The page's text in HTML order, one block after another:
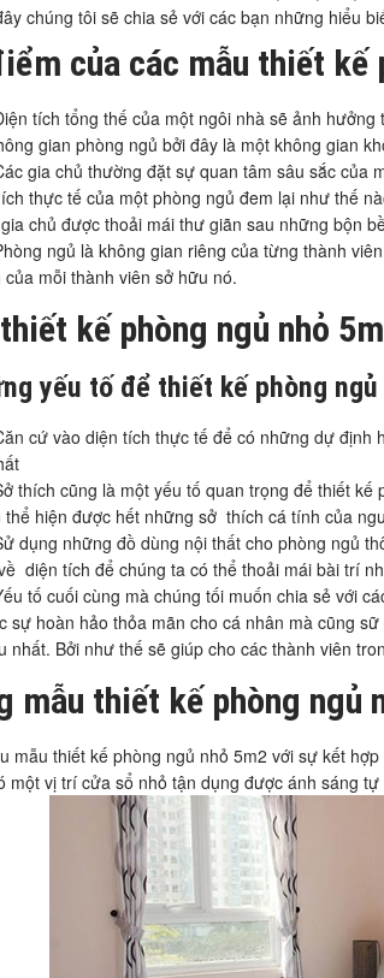
chúng tôi sẽ chia sẻ với các bạn những hiểu
của các mẫu thiết kế
tích tổng thế của một ngôi nhà sẽ ảnh
gian phòng ngủ bởi đây là một không gian
gia chủ thường đặt sự quan tâm sâu sắc của
thực tế của một phòng ngủ đem lại như thế
chủ được thoải mái thư giãn sau những bộn
ngủ là không gian riêng của từng thành
của mỗi thành viên sở hữu nó.
kế phòng ngủ nhỏ
yếu tố để thiết kế phòng ngủ
cứ vào diện tích thực tế để có những dự định
thích cũng là một yếu tố quan trọng để thiết
thể hiện được hết những sở thích cá tính của
dụng những đồ dùng nội thất cho phòng ngủ
diện tích để chúng ta có thể thoải mái bài trí
tố cuối cùng mà chúng tối muốn chia sẻ với
sự hoàn hảo thỏa mãn cho cá nhân mà cũng
nhất. Bởi như thế sẽ giúp cho các thành viên
mẫu thiết kế phòng ngủ
mẫu thiết kế phòng ngủ nhỏ 5m2 với sự kết
một vị trí cửa sổ nhỏ tận dụng được ánh sáng